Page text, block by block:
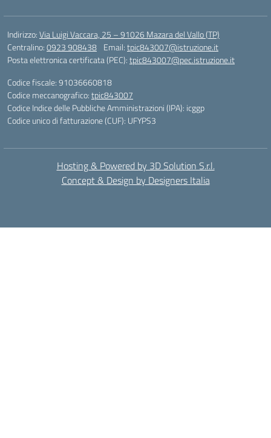
Indirizzo:Via Luigi Vaccara, 25 – 91026 Mazara del Vallo (TP)
Centralino:0923 908438 Email:tpic843007@istruzione.it
Posta elettronica certificata (PEC):tpic843007@pec.istruzione.it
Codice fiscale: 91036660818
Codice meccanografico:tpic843007
Codice Indice delle Pubbliche Amministrazioni (IPA): icggp
Codice unico di fatturazione (CUF): UFYPS3
Hosting & Powered by 3D Solution S.r.l.
Concept & Design by Designers Italia